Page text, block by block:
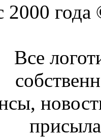
2000 года
Все